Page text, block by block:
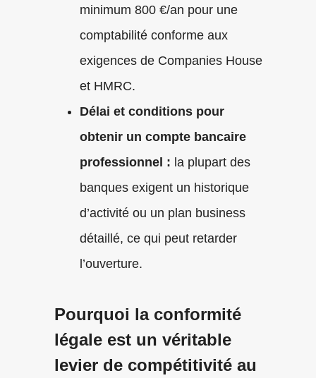
minimum 800 €/an pour une
comptabilité conforme aux
exigences de Companies House
et HMRC.
Délai et conditions pour
obtenir un compte bancaire
professionnel : la plupart des
banques exigent un historique
d’activité ou un plan business
détaillé, ce qui peut retarder
l’ouverture.
Pourquoi la conformité
légale est un véritable
levier de compétitivité au